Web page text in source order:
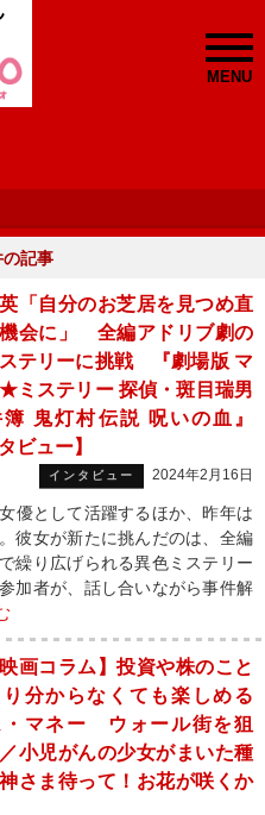
MENU
の記事
「自分のお芝居を見つめ直
会に」 全編アドリブ劇の
テリーに挑戦 『劇場版 マ
ミステリー 探偵・斑目瑞男
鬼灯村伝説 呪いの血』
ビュー】
インタビュー 2024年2月16日
優として活躍するほか、昨年は
彼女が新たに挑んだのは、全編
繰り広げられる異色ミステリー
加者が、話し合いながら事件解
映画コラム】投資や株のこと
分からなくても楽しめる
・マネー ウォール街を狙
小児がんの少女がまいた種
さま待って！お花が咲くか